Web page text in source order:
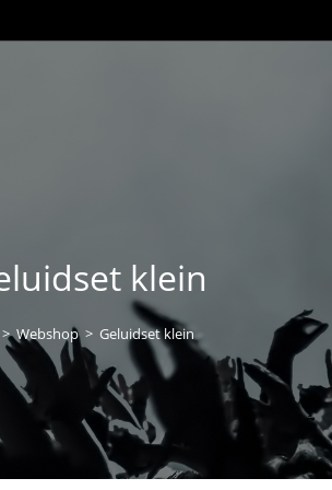
klein
> Webshop > Geluidset klein